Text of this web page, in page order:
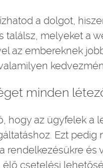
a dolgot,
találsz, melyeket a
az embereknek
minden
hogy az ügyfelek a
Ezt
rendelkezésükre és
csetelési